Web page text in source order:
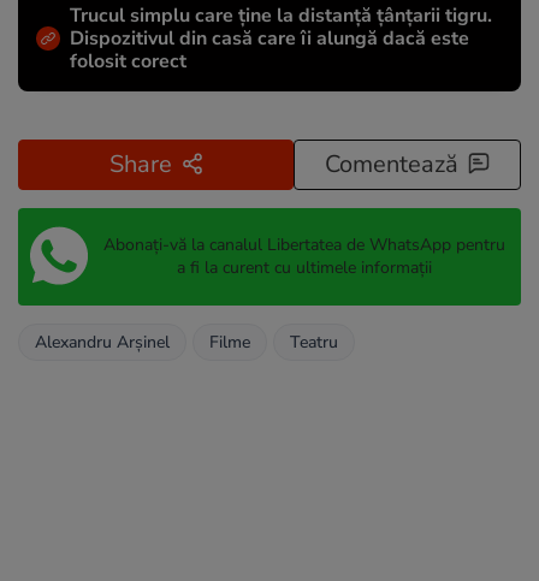
Trucul simplu care ține la distanță țânțarii tigru.
Dispozitivul din casă care îi alungă dacă este
folosit corect
Share Comentează
Abonați-vă la canalul Libertatea de WhatsApp pentru
a fi la curent cu ultimele informații
Alexandru Arșinel Filme Teatru